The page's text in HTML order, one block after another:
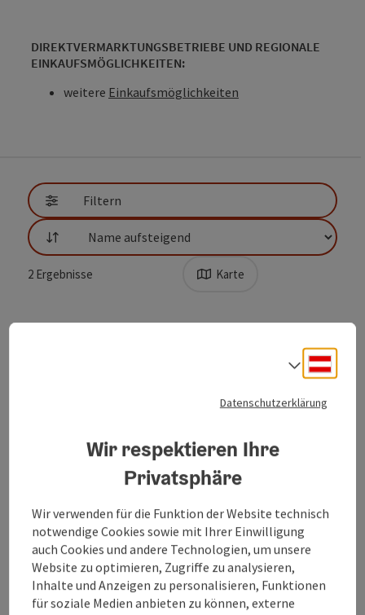
DIREKTVERMARKTUNGSBETRIEBE UND REGIONALE
EINKAUFSMÖGLICHKEITEN:
weitere Einkaufsmöglichkeiten
Filtern
Sortierung
2 Ergebnisse Karte
FRIEDENS-WEG | Bewegungs-
Arena INNVIERTEL
Startort St. Veit im Innkreis
Nordic-Walking-Strecke, Laufstrecke, Wanderweg
Dauer: 8h 56m
Datenschutzerklärung
Wir respektieren Ihre
Privatsphäre
Wir verwenden für die Funktion der Website technisch
notwendige Cookies sowie mit Ihrer Einwilligung
auch Cookies und andere Technologien, um unsere
Website zu optimieren, Zugriffe zu analysieren,
Inhalte und Anzeigen zu personalisieren, Funktionen
für soziale Medien anbieten zu können, externe